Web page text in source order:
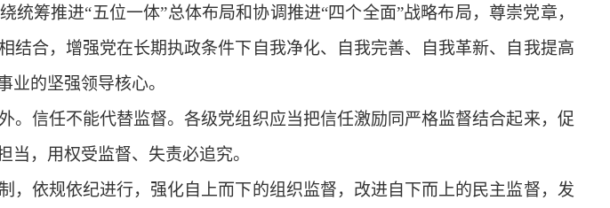
统筹推进“五位一体”总体布局和协调推进“四个全面”战略布局，尊崇党章，
结合，增强党在长期执政条件下自我净化、自我完善、自我革新、自我提高
业的坚强领导核心。
任不能代替监督。各级党组织应当把信任激励同严格监督结合起来，促
，用权受监督、失责必追究。
规依纪进行，强化自上而下的组织监督，改进自下而上的民主监督，发